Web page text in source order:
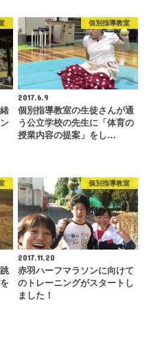
個別指導教室
2017.6.9
個別指導教室の生徒さんが通
う公立学校の先生に「体育の
授業内容の提案」をし…
個別指導教室
2017.11.20
赤羽ハーフマラソンに向けて
のトレーニングがスタートし
ました！